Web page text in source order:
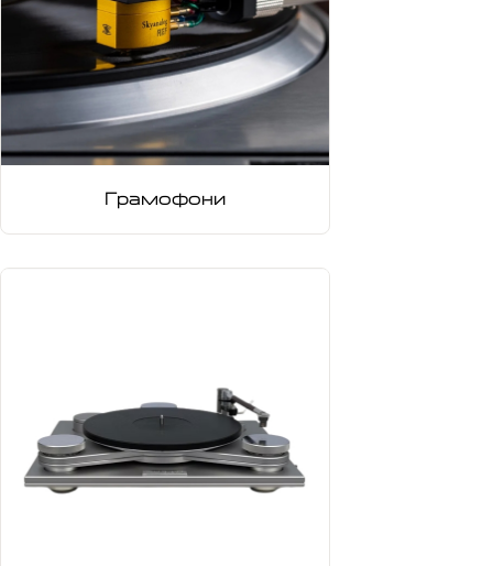
Грамофони